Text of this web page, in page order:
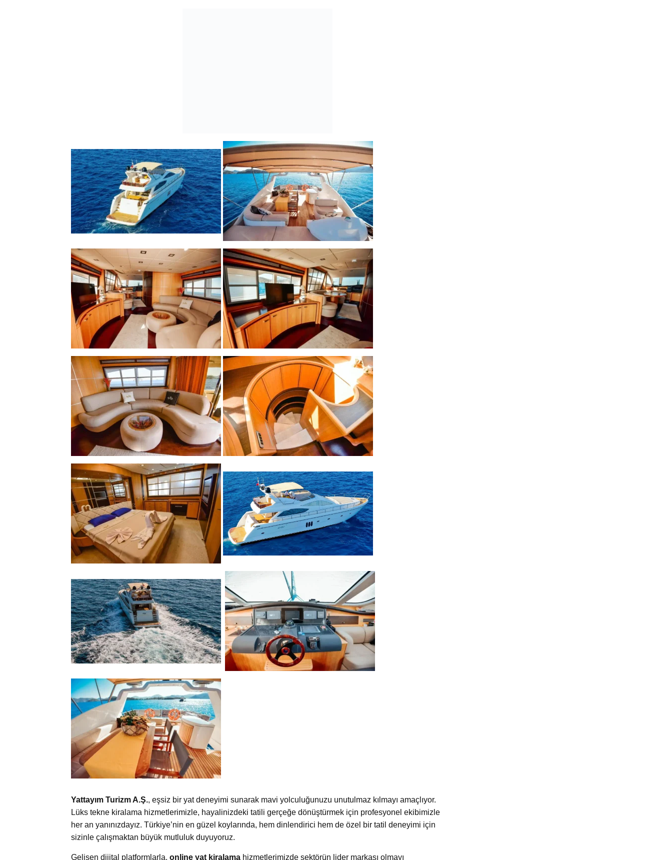
Yattayım Turizm A.Ş., eşsiz bir yat deneyimi sunarak mavi yolculuğunuzu unutulmaz kılmayı amaçlıyor.
Lüks tekne kiralama hizmetlerimizle, hayalinizdeki tatili gerçeğe dönüştürmek için profesyonel ekibimizle
her an yanınızdayız. Türkiye’nin en güzel koylarında, hem dinlendirici hem de özel bir tatil deneyimi için
sizinle çalışmaktan büyük mutluluk duyuyoruz.
Gelişen dijital platformlarla, online yat kiralama hizmetlerimizde sektörün lider markası olmayı